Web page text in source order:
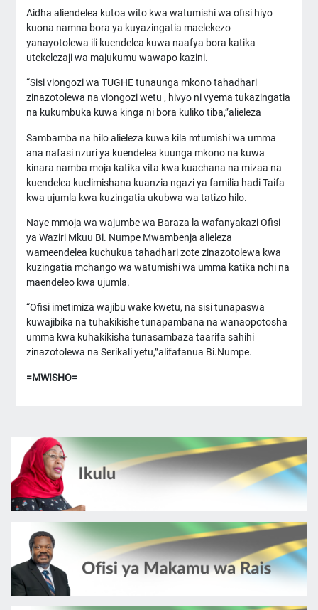
Aidha aliendelea kutoa wito kwa watumishi wa ofisi hiyo
kuona namna bora ya kuyazingatia maelekezo
yanayotolewa ili kuendelea kuwa naafya bora katika
utekelezaji wa majukumu wawapo kazini.
“Sisi viongozi wa TUGHE tunaunga mkono tahadhari
zinazotolewa na viongozi wetu , hivyo ni vyema tukazingatia
na kukumbuka kuwa kinga ni bora kuliko tiba,”alieleza
Sambamba na hilo alieleza kuwa kila mtumishi wa umma
ana nafasi nzuri ya kuendelea kuunga mkono na kuwa
kinara namba moja katika vita kwa kuachana na mizaa na
kuendelea kuelimishana kuanzia ngazi ya familia hadi Taifa
kwa ujumla kwa kuzingatia ukubwa wa tatizo hilo.
Naye mmoja wa wajumbe wa Baraza la wafanyakazi Ofisi
ya Waziri Mkuu Bi. Numpe Mwambenja alieleza
wameendelea kuchukua tahadhari zote zinazotolewa kwa
kuzingatia mchango wa watumishi wa umma katika nchi na
maendeleo kwa ujumla.
“Ofisi imetimiza wajibu wake kwetu, na sisi tunapaswa
kuwajibika na tuhakikishe tunapambana na wanaopotosha
umma kwa kuhakikisha tunasambaza taarifa sahihi
zinazotolewa na Serikali yetu,”alifafanua Bi.Numpe.
=MWISHO=